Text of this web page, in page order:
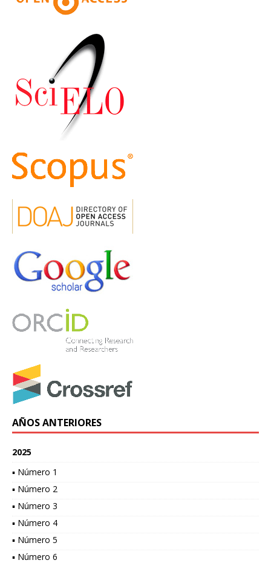
AÑOS ANTERIORES
2025
▪ Número 1
▪ Número 2
▪ Número 3
▪ Número 4
▪ Número 5
▪ Número 6